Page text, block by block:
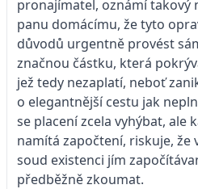
pronajímatel, oznámí takový
panu domácímu, že tyto
důvodů urgentně provést
značnou částku, která
jež tedy nezaplatí, neboť
o elegantnější cestu jak
se placení zcela vyhýbat, ale
namítá započtení, riskuje,
soud existenci jím
předběžně zkoumat.